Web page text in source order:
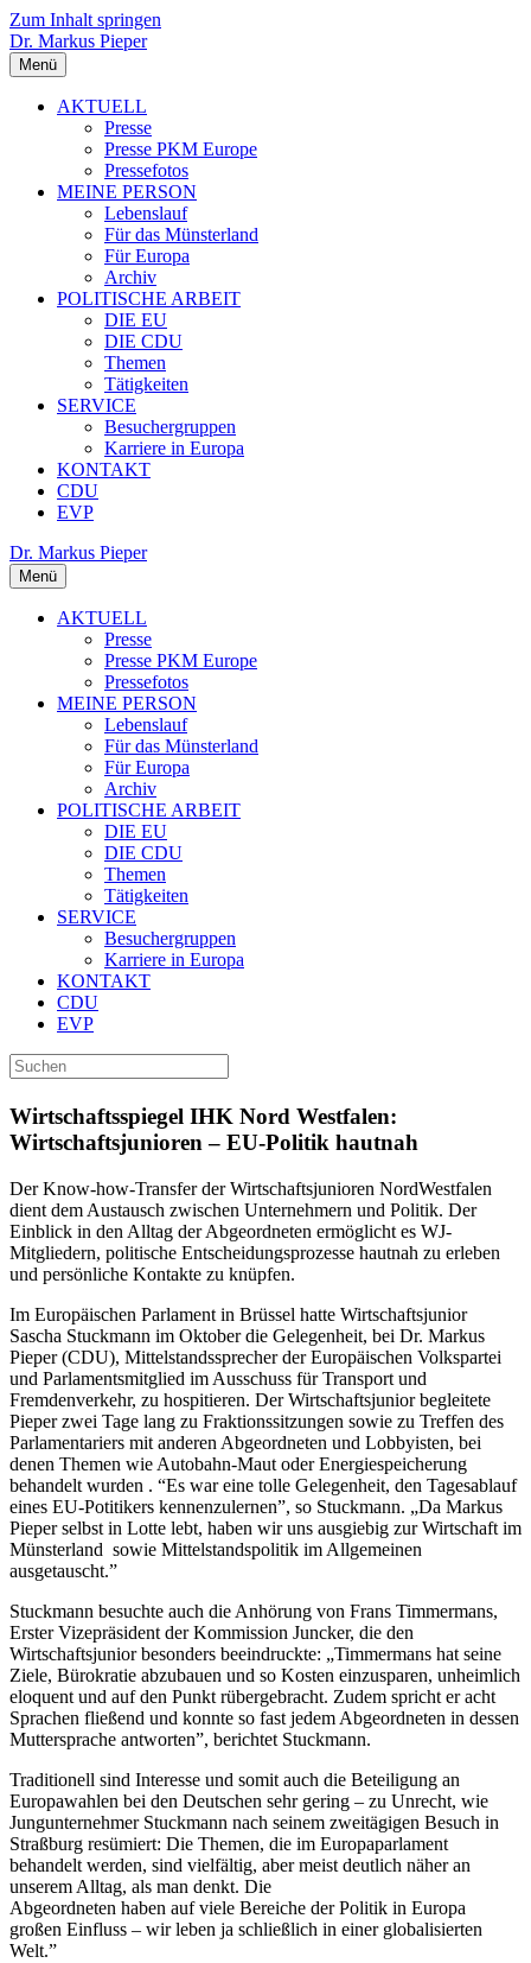
Zum Inhalt springen
Dr. Markus Pieper
Menü
AKTUELL
Presse
Presse PKM Europe
Pressefotos
MEINE PERSON
Lebenslauf
Für das Münsterland
Für Europa
Archiv
POLITISCHE ARBEIT
DIE EU
DIE CDU
Themen
Tätigkeiten
SERVICE
Besuchergruppen
Karriere in Europa
KONTAKT
CDU
EVP
Dr. Markus Pieper
Menü
AKTUELL
Presse
Presse PKM Europe
Pressefotos
MEINE PERSON
Lebenslauf
Für das Münsterland
Für Europa
Archiv
POLITISCHE ARBEIT
DIE EU
DIE CDU
Themen
Tätigkeiten
SERVICE
Besuchergruppen
Karriere in Europa
KONTAKT
CDU
EVP
Wirtschaftsspiegel IHK Nord Westfalen:
Wirtschaftsjunioren – EU-Politik hautnah
Der Know-how-Transfer der Wirtschaftsjunioren NordWestfalen
dient dem Austausch zwischen Unternehmern und Politik. Der
Einblick in den Alltag der Abgeordneten ermöglicht es WJ-
Mitgliedern, politische Entscheidungsprozesse hautnah zu erleben
und persönliche Kontakte zu knüpfen.
Im Europäischen Parlament in Brüssel hatte Wirtschaftsjunior
Sascha Stuckmann im Oktober die Gelegenheit, bei Dr. Markus
Pieper (CDU), Mittelstandssprecher der Europäischen Volkspartei
und Parlamentsmitglied im Ausschuss für Transport und
Fremdenverkehr, zu hospitieren. Der Wirtschaftsjunior begleitete
Pieper zwei Tage lang zu Fraktionssitzungen sowie zu Treffen des
Parlamentariers mit anderen Abgeordneten und Lobbyisten, bei
denen Themen wie Autobahn-Maut oder Energiespeicherung
behandelt wurden . “Es war eine tolle Gelegenheit, den Tagesablauf
eines EU-Potitikers kennenzulernen”, so Stuckmann. „Da Markus
Pieper selbst in Lotte lebt, haben wir uns ausgiebig zur Wirtschaft im
Münsterland sowie Mittelstandspolitik im Allgemeinen
ausgetauscht.”
Stuckmann besuchte auch die Anhörung von Frans Timmermans,
Erster Vizepräsident der Kommission Juncker, die den
Wirtschaftsjunior besonders beeindruckte: „Timmermans hat seine
Ziele, Bürokratie abzubauen und so Kosten einzusparen, unheimlich
eloquent und auf den Punkt rübergebracht. Zudem spricht er acht
Sprachen fließend und konnte so fast jedem Abgeordneten in dessen
Muttersprache antworten”, berichtet Stuckmann.
Traditionell sind Interesse und somit auch die Beteiligung an
Europawahlen bei den Deutschen sehr gering – zu Unrecht, wie
Jungunternehmer Stuckmann nach seinem zweitägigen Besuch in
Straßburg resümiert: Die Themen, die im Europaparlament
behandelt werden, sind vielfältig, aber meist deutlich näher an
unserem Alltag, als man denkt. Die
Abgeordneten haben auf viele Bereiche der Politik in Europa
großen Einfluss – wir leben ja schließlich in einer globalisierten
Welt.”